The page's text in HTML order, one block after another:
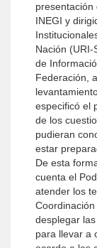
presentación
INEGI y
Nación
de
Federación,
especificó el
de los
pudieran
estar
De esta
cuenta el
atender los
desplegar
para llevar a